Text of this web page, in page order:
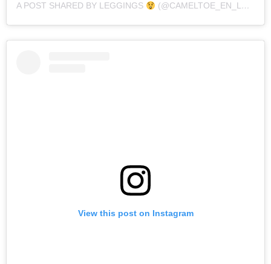
A POST SHARED BY LEGGINGS (@CAMELTOE_EN_LEGGINGS)
View this post on Instagram